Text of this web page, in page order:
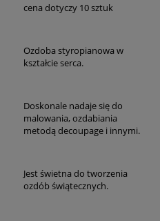
cena dotyczy 10 sztuk
Ozdoba styropianowa w
kształcie serca.
Doskonale nadaje się do
malowania, ozdabiania
metodą decoupage i innymi.
Jest świetna do tworzenia
ozdób świątecznych.